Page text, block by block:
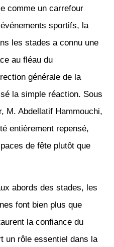
comme un carrefour
sportifs, la
les stades a connu une
au fléau du
générale de la
la simple réaction. Sous
M. Abdellatif Hammouchi,
entièrement repensé,
de fête plutôt que
abords des stades, les
font bien plus que
la confiance du
un rôle essentiel dans la